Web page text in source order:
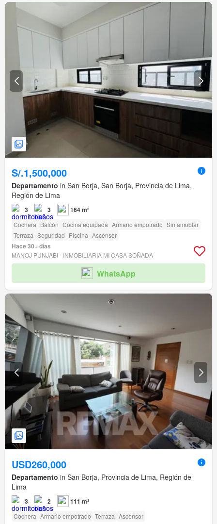
S/.1,500,000
Departamento in San Borja, San Borja, Provincia de Lima,
Región de Lima
3 3 164 m²
Cochera Balcón Cocina equipada Armario empotrado Sin amoblar
Terraza Seguridad Piscina Ascensor
Hace 30+ días
MANOJ PUNJABI - INMOBILIARIA MI CASA SOÑADA
WhatsApp
USD260,000
Departamento in San Borja, Provincia de Lima, Región de
Lima
3 2 111 m²
Cochera Armario empotrado Terraza Ascensor